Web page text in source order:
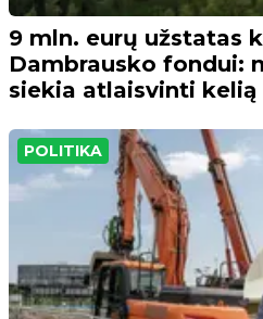
9 mln. eurų užstatas
Dambrausko fondui:
siekia atlaisvinti
POLITIKA